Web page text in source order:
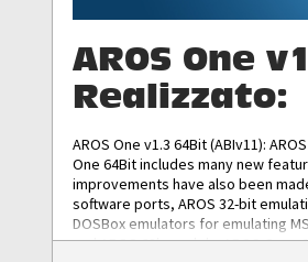
AROS One
Realizzato:
AROS One v1.3 64Bit (ABIv11):
One 64Bit includes many new
improvements have also been
software ports, AROS 32-bit
DOSBox emulators for emulating
and AROS 68k models. AROS One